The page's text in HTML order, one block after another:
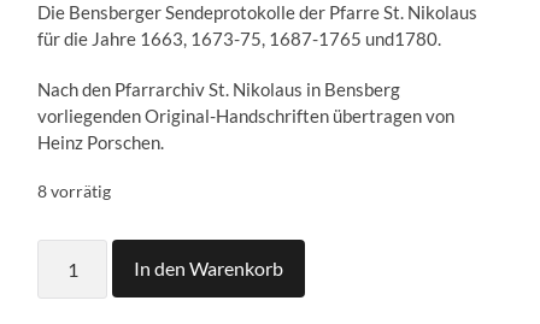
Die Bensberger Sendeprotokolle der Pfarre St. Nikolaus
für die Jahre 1663, 1673-75, 1687-1765 und1780.
Nach den Pfarrarchiv St. Nikolaus in Bensberg
vorliegenden Original-Handschriften übertragen von
Heinz Porschen.
8 vorrätig
Bensberger
Sendeprotokolle
In den Warenkorb